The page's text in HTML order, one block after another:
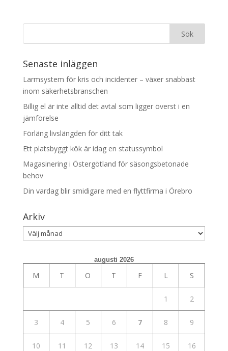
Senaste inläggen
Larmsystem för kris och incidenter – växer snabbast
inom säkerhetsbranschen
Billig el är inte alltid det avtal som ligger överst i en
jämförelse
Förläng livslängden för ditt tak
Ett platsbyggt kök är idag en statussymbol
Magasinering i Östergötland för säsongsbetonade
behov
Din vardag blir smidigare med en flyttfirma i Örebro
Arkiv
Arkiv
augusti 2026
M T O T F L S
1 2
3 4 5 6 7 8 9
10 11 12 13 14 15 16